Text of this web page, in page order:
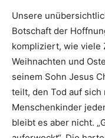
Unsere
Botschaft der
kompliziert, wie viele
Weihnachten und
seinem Sohn Jesus
teilt, den Tod auf sich
Menschenkinder
bleibt es aber nicht.